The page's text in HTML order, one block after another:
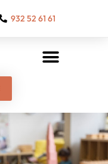
932 52 61 61